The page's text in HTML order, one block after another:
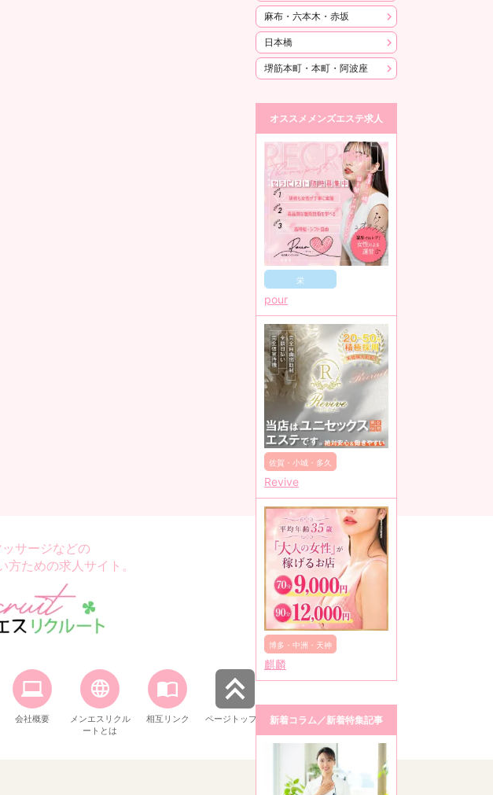
麻布・六本木・赤坂
日本橋
堺筋本町・本町・阿波座
オススメメンズエステ求人
栄
pour
佐賀・小城・多久
Revive
博多・中洲・天神
麒麟
新着コラム／新着特集記事
サージなどの
方ための求人サイト。
会社概要
メンエスリクル
ートとは
相互リンク ページトップへ